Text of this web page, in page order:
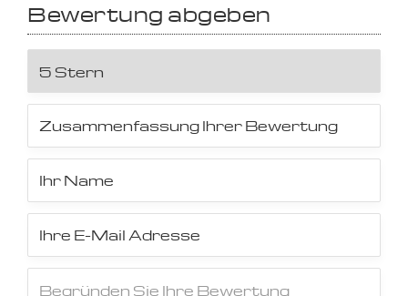
Bewertung abgeben